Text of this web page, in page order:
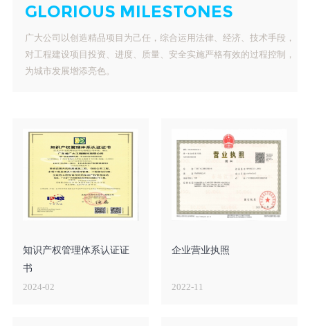
GLORIOUS MILESTONES
广大公司以创造精品项目为己任，综合运用法律、经济、技术手段，
对工程建设项目投资、进度、质量、安全实施严格有效的过程控制，
为城市发展增添亮色。
知识产权管理体系认证证
书
2024-02
企业营业执照
2022-11